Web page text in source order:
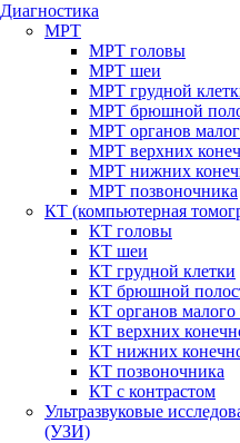
Диагностика
МРТ
МРТ головы
МРТ шеи
МРТ грудной
МРТ брюшной
МРТ органов
МРТ верхних
МРТ нижних
МРТ позвоночника
КТ (компьютерная
КТ головы
КТ шеи
КТ грудной клетки
КТ брюшной
КТ органов малого
КТ верхних
КТ нижних
КТ позвоночника
КТ с контрастом
Ультразвуковые
(УЗИ)